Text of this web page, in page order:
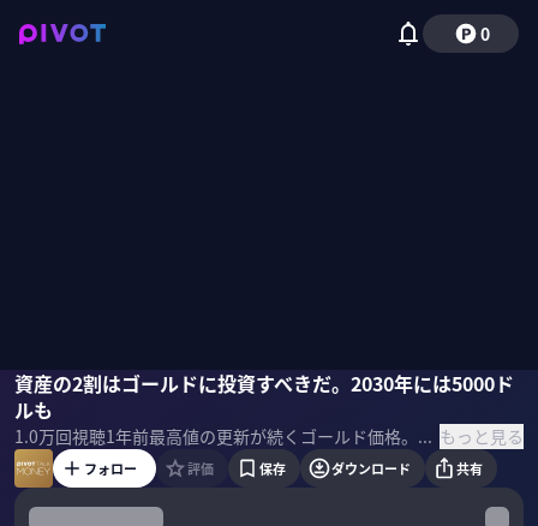
0
資産の2割はゴールドに投資すべきだ。2030年には5000ド
ルも
1.0万回視聴1年前 最高値の更新が続くゴールド価格。なぜゴールド価格が上がり続けているのか？このトレンドは続くのか？個人もゴールドを買うべきか？貴金属スペシャリストの池水雄一氏に聞いた。 もっと見る
池水雄一佐々木紀彦
フォロー 評価 保存 ダウンロード 共有